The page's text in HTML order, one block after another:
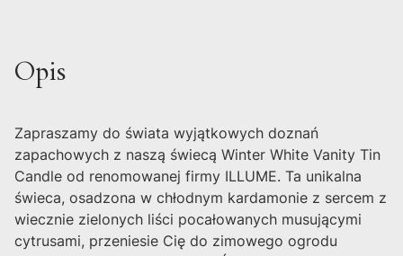
Opis
Zapraszamy do świata wyjątkowych doznań
zapachowych z naszą świecą Winter White Vanity Tin
Candle od renomowanej firmy ILLUME. Ta unikalna
świeca, osadzona w chłodnym kardamonie z sercem z
wiecznie zielonych liści pocałowanych musującymi
cytrusami, przeniesie Cię do zimowego ogrodu